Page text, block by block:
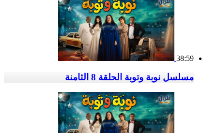
38:59
مسلسل نوبة وتوبة الحلقة 8 الثامنة